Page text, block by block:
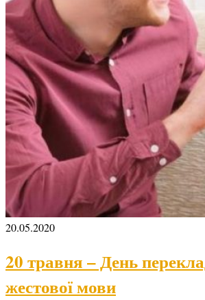
20.05.2020
20 травня – День
жестової мови